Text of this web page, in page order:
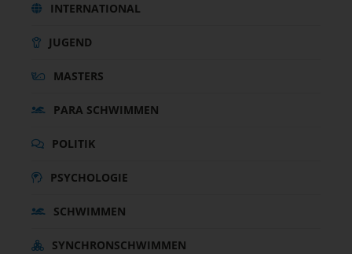
INTERNATIONAL
JUGEND
MASTERS
PARA SCHWIMMEN
POLITIK
PSYCHOLOGIE
SCHWIMMEN
SYNCHRONSCHWIMMEN